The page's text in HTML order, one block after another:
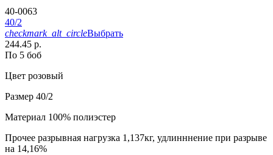
40-0063
40/2
checkmark_alt_circleВыбрать
244.45 р.
По 5 боб
Цвет розовый
Размер 40/2
Материал 100% полиэстер
Прочее разрывная нагрузка 1,137кг, удлинннение при разрыве
на 14,16%